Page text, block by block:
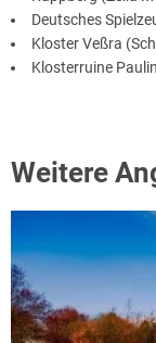
Deutsches
Kloster Veßra
Klosterruine
Weitere